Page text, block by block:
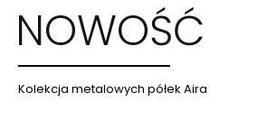
NOWOŚĆ
Kolekcja metalowych półek Aira